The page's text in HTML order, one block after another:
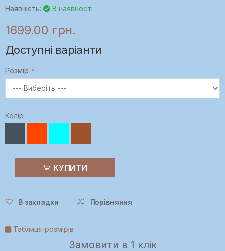
Наявність: В наявності
1699.00 грн.
Доступні варіанти
Розмір
Колір
КУПИТИ
В закладки Порівняння
Таблиця розмірів
Замовити в 1 клік